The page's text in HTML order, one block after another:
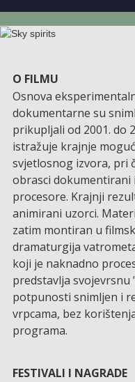
O FILMU
Osnova
dokumentarne su
prikupljali od 2001. do
istražuje krajnje
svjetlosnog izvora, pri
obrasci
procesore. Krajnji
animirani uzorci.
zatim montiran u
dramaturgija
koji je naknadno
predstavlja svojevrsnu
potpunosti snimljen i
vrpcama, bez
programa.
FESTIVALI I NAGRADE